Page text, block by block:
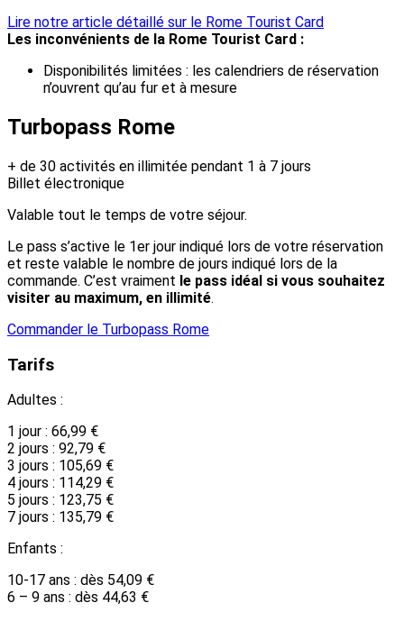
Lire notre article détaillé sur le Rome Tourist Card
Les inconvénients de la Rome Tourist Card :
Disponibilités limitées : les calendriers de réservation
n’ouvrent qu’au fur et à mesure
Turbopass Rome
+ de 30 activités en illimitée pendant 1 à 7 jours
Billet électronique
Valable tout le temps de votre séjour.
Le pass s’active le 1er jour indiqué lors de votre réservation
et reste valable le nombre de jours indiqué lors de la
commande. C’est vraiment le pass idéal si vous souhaitez
visiter au maximum, en illimité.
Commander le Turbopass Rome
Tarifs
Adultes :
1 jour : 66,99 €
2 jours : 92,79 €
3 jours : 105,69 €
4 jours : 114,29 €
5 jours : 123,75 €
7 jours : 135,79 €
Enfants :
10-17 ans : dès 54,09 €
6 – 9 ans : dès 44,63 €